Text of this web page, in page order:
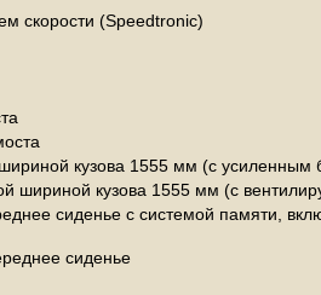
скорости (Speedtronic)
кузова 1555 мм (с
шириной кузова 1555 мм (с
сиденье с системой памяти,
сиденье